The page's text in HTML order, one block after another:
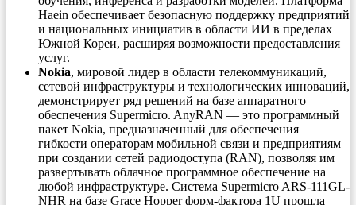
Haein обеспечивает безопасную поддержку предприятий
и национальных инициатив в области ИИ в пределах
Южной Кореи, расширяя возможности предоставления
услуг.
Nokia, мировой лидер в области телекоммуникаций,
сетевой инфраструктуры и технологических инноваций,
демонстрирует ряд решений на базе аппаратного
обеспечения Supermicro. AnyRAN — это программный
пакет Nokia, предназначенный для обеспечения
гибкости операторам мобильной связи и предприятиям
при создании сетей радиодоступа (RAN), позволяя им
развертывать облачное программное обеспечение на
любой инфраструктуре. Система Supermicro ARS-111GL-
NHR на базе Grace Hopper форм-фактора 1U прошла